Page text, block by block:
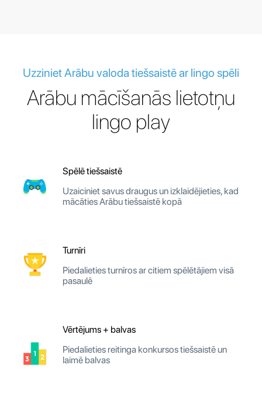
Uzziniet Arābu valoda tiešsaistē ar lingo spēli
Arābu mācīšanās lietotņu
lingo play
Spēlē tiešsaistē
Uzaiciniet savus draugus un izklaidējieties, kad
mācāties Arābu tiešsaistē kopā
Turnīri
Piedalieties turnīros ar citiem spēlētājiem visā
pasaulē
Vērtējums + balvas
Piedalieties reitinga konkursos tiešsaistē un
laimē balvas